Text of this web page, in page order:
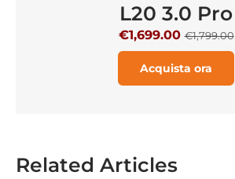
L20 3.0 Pro
€1,699.00€1,799.00
Acquista ora
Related Articles